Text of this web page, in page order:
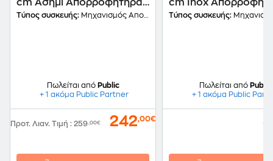
cm Ασημί Απορροφητήρας
Μηχανισμός
Τύπος συσκευής: Μηχανισμός Απορρόφησης
Πωλείται από Public
+ 1 ακόμα Public Partner
Προτ. Λιαν. Τιμή : 259,00€ 242,00€
cm Inox
Μηχανισμός
Τύπος συσκευής: Μηχανισμός
Πωλείται από Public
+ 1 ακόμα Public